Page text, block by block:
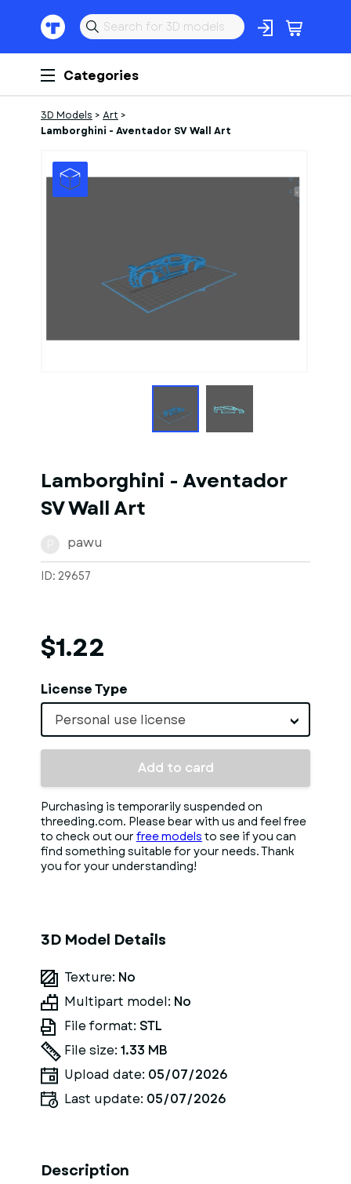
Categories
3D Models > Art >
Lamborghini - Aventador SV Wall Art
Lamborghini - Aventador
SV Wall Art
pawu
ID: 29657
$1.22
License Type
Personal use license
Add to card
Purchasing is temporarily suspended on
threeding.com. Please bear with us and feel free
to check out our free models to see if you can
find something suitable for your needs. Thank
you for your understanding!
3D Model Details
Texture: No
Multipart model: No
File format: STL
File size: 1.33 MB
Upload date: 05/07/2026
Last update: 05/07/2026
Description